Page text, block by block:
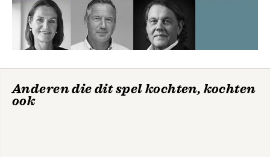
Anderen die dit spel kochten, kochten
ook